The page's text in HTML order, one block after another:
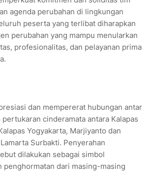
agenda perubahan di lingkungan
peserta yang terlibat diharapkan
perubahan yang mampu menularkan
profesionalitas, dan pelayanan prima
dan mempererat hubungan antar
pertukaran cinderamata antara Kalapas
Yogyakarta, Marjiyanto dan
Surbakti. Penyerahan
dilakukan sebagai simbol
penghormatan dari masing-masing